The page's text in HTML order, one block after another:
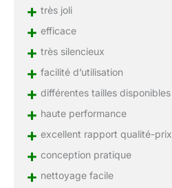
+ très joli
+ efficace
+ très silencieux
+ facilité d’utilisation
+ différentes tailles disponibles
+ haute performance
+ excellent rapport qualité-prix
+ conception pratique
+ nettoyage facile